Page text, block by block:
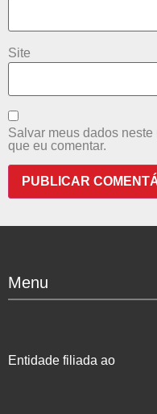
Site
Salvar meus dados
que eu comentar.
Menu
Entidade filiada ao